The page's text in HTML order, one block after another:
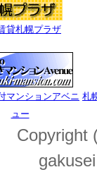
貸札幌プラザ
マンションアベニ
ュー
札
Copyright